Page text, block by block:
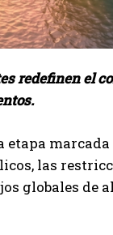
redefinen el
las
globales de